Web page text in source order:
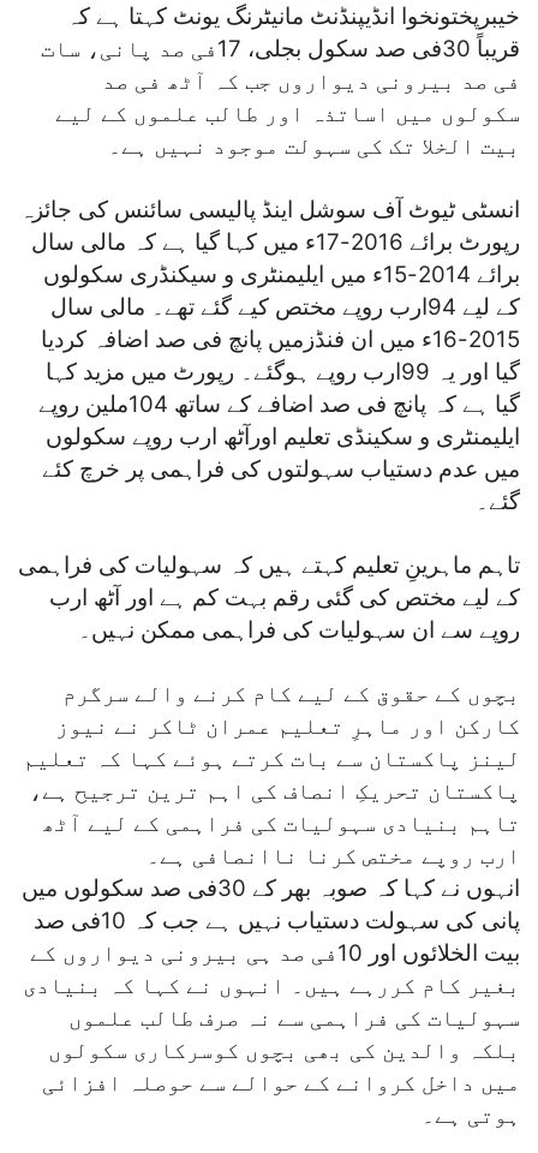
خیبرپختونخوا انڈیپنڈنٹ مانیٹرنگ یونٹ کہتا ہے کہ
قریباً 30فی صد سکول بجلی، 17فی صد پانی، سات
فی صد بیرونی دیواروں جب کہ آٹھ فی صد
سکولوں میں اساتذہ اور طالب علموں کے لیے
بیت الخلا تک کی سہولت موجود نہیں ہے۔
انسٹی ٹیوٹ آف سوشل اینڈ پالیسی سائنس کی جائزہ
رپورٹ برائے 2016-17ء میں کہا گیا ہے کہ مالی سال
برائے 2014-15ء میں ایلیمنٹری و سیکنڈری سکولوں
کے لیے 94ارب روپے مختص کیے گئے تھے۔ مالی سال
2015-16ء میں ان فنڈزمیں پانچ فی صد اضافہ کردیا
گیا اور یہ 99ارب روپے ہوگئے۔ رپورٹ میں مزید کہا
گیا ہے کہ پانچ فی صد اضافے کے ساتھ 104ملین روپے
ایلیمنٹری و سکینڈی تعلیم اورآٹھ ارب روپے سکولوں
میں عدم دستیاب سہولتوں کی فراہمی پر خرچ کئے
گئے۔
تاہم ماہرینِ تعلیم کہتے ہیں کہ سہولیات کی فراہمی
کے لیے مختص کی گئی رقم بہت کم ہے اور آٹھ ارب
روپے سے ان سہولیات کی فراہمی ممکن نہیں۔
بچوں کے حقوق کے لیے کام کرنے والے سرگرم
کارکن اور ماہرِ تعلیم عمران ٹاکر نے نیوز
لینز پاکستان سے بات کرتے ہوئے کہا کہ تعلیم
پاکستان تحریکِ انصاف کی اہم ترین ترجیح ہے،
تاہم بنیادی سہولیات کی فراہمی کے لیے آٹھ
ارب روپے مختص کرنا ناانصافی ہے۔
انہوں نے کہا کہ صوبہ بھر کے 30فی صد سکولوں میں
پانی کی سہولت دستیاب نہیں ہے جب کہ 10فی صد
بیت الخلائوں اور 10فی صد ہی بیرونی دیواروں کے
بغیر کام کررہے ہیں۔ انہوں نے کہا کہ بنیادی
سہولیات کی فراہمی سے نہ صرف طالب علموں
بلکہ والدین کی بھی بچوں کوسرکاری سکولوں
میں داخل کروانے کے حوالے سے حوصلہ افزائی
ہوتی ہے۔